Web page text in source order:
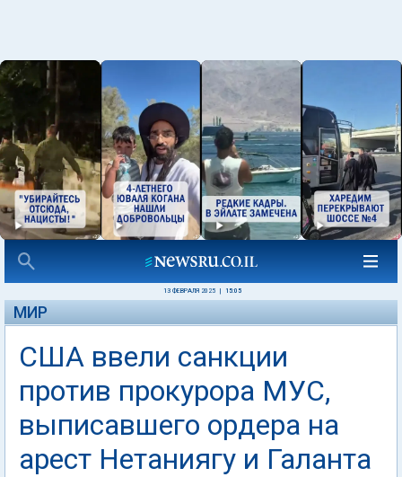
13 ФЕВРАЛЯ 2025 15:05
МИР
США ввели санкции
против прокурора МУС,
выписавшего ордера на
арест Нетаниягу и Галанта